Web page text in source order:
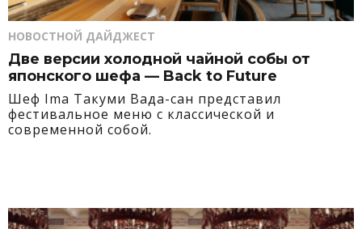
НОВОСТНОЙ ДАЙДЖЕСТ
Две версии холодной чайной собы от
японского шефа — Back to Future
Шеф Ima Такуми Вада-сан представил
фестивальное меню с классической и
современной собой.